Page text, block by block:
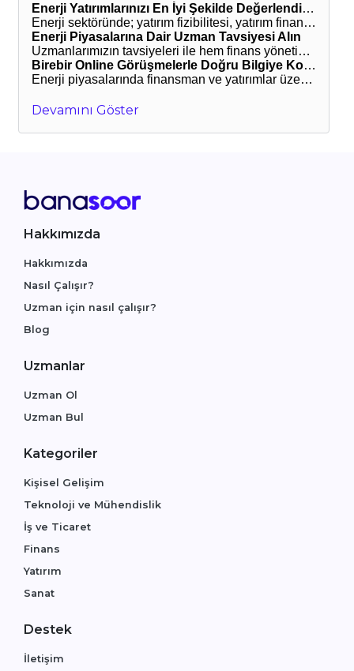
Enerji Yatırımlarınızı En İyi Şekilde Değerlendirin
Enerji sektöründe; yatırım fizibilitesi, yatırım finansmanı, işletme sermayesi analizi, bilanço analizi ve mali raporlama gibi konulardaki sorularınıza cevap bulmak için tecrübeli uzmanlarımız yanınızda. BanaSoor’da enerji piyasalarına dair danışmanlık veren uzmanlarımızla görüşerek, yatırımlarınızı en iyi şekilde değerlendirebilirsiniz.
Enerji Piyasalarına Dair Uzman Tavsiyesi Alın
Uzmanlarımızın tavsiyeleri ile hem finans yönetiminizi planlayabilir hem de yatırımlarınızı değerlendireceğiniz en uygun araç ve uygulamaları belirleyebilirsiniz. Yapacağınız online görüşmeler sayesinde planlamalarınızı geliştirebilir, enerji piyasasına dair pek çok detaya hâkim olabilirsiniz.
Birebir Online Görüşmelerle Doğru Bilgiye Kolayca Ulaşın
Enerji piyasalarında finansman ve yatırımlar üzerine danışmanlık veren tecrübeli uzmanlarımızın profillerini inceleyebilir, görüntülü görüşme talebinizi kolayca iletebilirsiniz. Yatırım kararlarınızı alırken işin uzmanına danışın, doğru stratejiyle geleceği yakalayın.
Devamını Göster
Hakkımızda
Hakkımızda
Nasıl Çalışır?
Uzman için nasıl çalışır?
Blog
Uzmanlar
Uzman Ol
Uzman Bul
Kategoriler
Kişisel Gelişim
Teknoloji ve Mühendislik
İş ve Ticaret
Finans
Yatırım
Sanat
Destek
İletişim